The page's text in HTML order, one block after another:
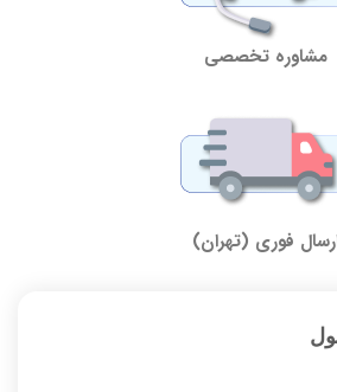
مشاوره تخصصی
فوری (تهران)